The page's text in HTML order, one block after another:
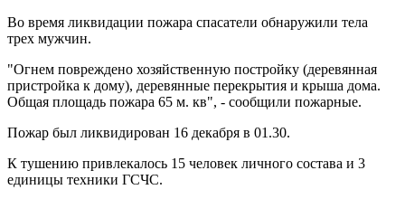
Во время ликвидации пожара спасатели обнаружили тела
трех мужчин.
"Огнем повреждено хозяйственную постройку (деревянная
пристройка к дому), деревянные перекрытия и крыша дома.
Общая площадь пожара 65 м. кв", - сообщили пожарные.
Пожар был ликвидирован 16 декабря в 01.30.
К тушению привлекалось 15 человек личного состава и 3
единицы техники ГСЧС.